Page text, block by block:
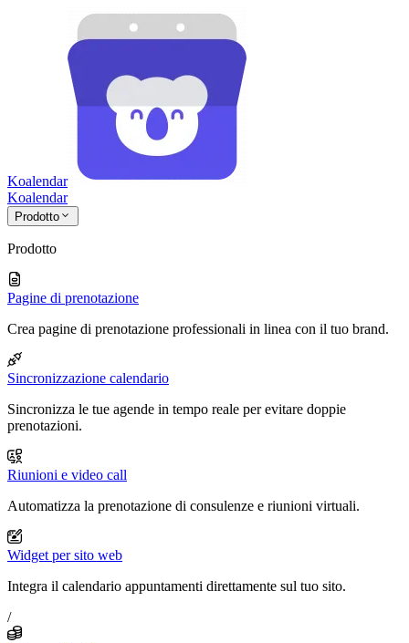
Koalendar
Koalendar
Prodotto
Prodotto
Pagine di prenotazione
Crea pagine di prenotazione professionali in linea con il tuo brand.
Sincronizzazione calendario
Sincronizza le tue agende in tempo reale per evitare doppie
prenotazioni.
Riunioni e video call
Automatizza la prenotazione di consulenze e riunioni virtuali.
Widget per sito web
Integra il calendario appuntamenti direttamente sul tuo sito.
/